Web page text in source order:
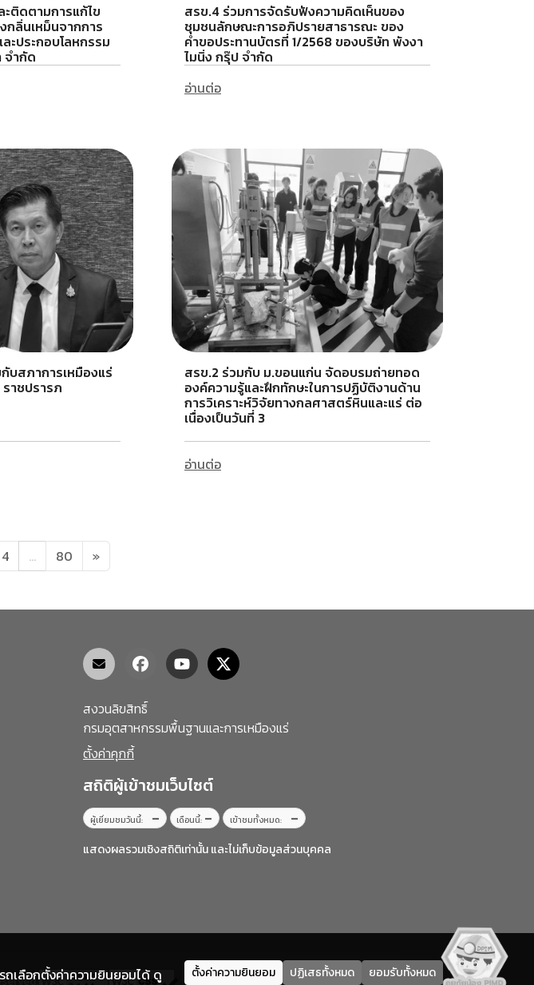
ติดตามการแก้ไข
กลิ่นเหม็นจากการ
ะประกอบโลหกรรม
ำกัด
สรข.4 ร่วมการจัดรับฟังความคิดเห็นของ
ชุมชนลักษณะการอภิปรายสาธารณะ ของ
คำขอประทานบัตรที่ 1/2568 ของบริษัท พังงา
ไมนิ่ง กรุ๊ป จำกัด
อ่านต่อ
บสภาการเหมืองแร่
าชปรารภ
สรข.2 ร่วมกับ ม.ขอนแก่น จัดอบรมถ่ายทอด
องค์ความรู้และฝึกทักษะในการปฏิบัติงานด้าน
การวิเคราะห์วิจัยทางกลศาสตร์หินและแร่ ต่อ
เนื่องเป็นวันที่ 3
อ่านต่อ
4 … 80 »
สงวนลิขสิทธิ์
กรมอุตสาหกรรมพื้นฐานและการเหมืองแร่
ตั้งค่าคุกกี้
สถิติผู้เข้าชมเว็บไซต์
ผู้เยี่ยมชมวันนี้: – เดือนนี้: – เข้าชมทั้งหมด: –
แสดงผลรวมเชิงสถิติเท่านั้น และไม่เก็บข้อมูลส่วนบุคคล
ถเลือกตั้งค่าความยินยอมได้ ดู
ตั้งค่าความยินยอม ปฏิเสธทั้งหมด ยอมรับทั้งหมด